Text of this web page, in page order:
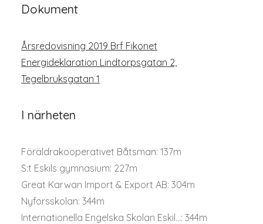
Dokument
Årsredovisning 2019 Brf Fikonet
Energideklaration Lindtorpsgatan 2,
Tegelbruksgatan 1
I närheten
Föräldrakooperativet Båtsman: 137m
S:t Eskils gymnasium: 227m
Great Karwan Import & Export AB: 304m
Nyforsskolan: 344m
Internationella Engelska Skolan Eskil...: 344m